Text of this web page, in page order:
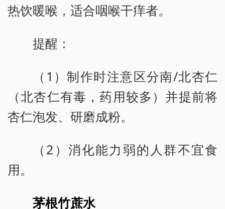
热饮暖喉，适合咽喉干痒者。
提醒：
（1）制作时注意区分南/北杏仁
（北杏仁有毒，药用较多）并提前将
杏仁泡发、研磨成粉。
（2）消化能力弱的人群不宜食
用。
茅根竹蔗水